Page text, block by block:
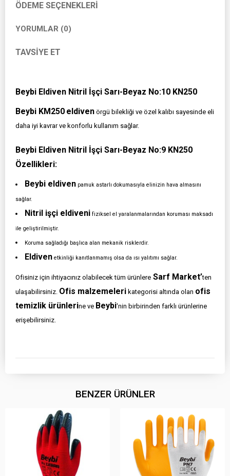
ÖDEME SEÇENEKLERI
YORUMLAR (0)
TAVSIYE ET
Beybi Eldiven Nitril İşçi Sarı-Beyaz No:10 KN250
Beybi KM250 eldiven örgü bilekliği ve özel kalıbı sayesinde eli
daha iyi kavrar ve konforlu kullanım sağlar.
Beybi Eldiven Nitril İşçi Sarı-Beyaz No:9 KN250
Özellikleri:
Beybi eldiven pamuk astarlı dokumasıyla elinizin hava almasını
sağlar.
Nitril işçi eldiveni fiziksel el yaralanmalarından koruması maksadı
ile geliştirilmiştir.
Koruma sağladığı başlıca alan mekanik risklerdir.
Eldiven etkinliği kanıtlanmamış olsa da ısı yalıtımı sağlar.
Ofisiniz için ihtiyacınız olabilecek tüm ürünlere Sarf Market’ten
ulaşabilirsiniz. Ofis malzemeleri kategorisi altında olan ofis
temizlik ürünlerine ve Beybi'nin birbirinden farklı ürünlerine
erişebilirsiniz.
BENZER ÜRÜNLER